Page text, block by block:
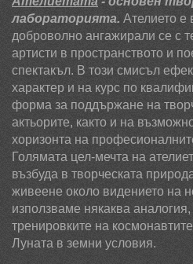
лабораторията. Ателието е
доброволно ангажирали се с
артисти в пространството и
спектакъл. В този смисъл
характер и на курс по
форма за поддържане на
актьорите, както и на
хоризонта на
Голямата цел-мечта на
възбуда в творческата
живеене около видението на
използваме някаква
тренировките на
Луната в земни условия.